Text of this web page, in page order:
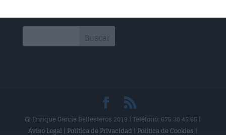
@ Enrique García Ballesteros 2018 | Teléfono: 676 30 45 65 |
Aviso Legal | Política de Privacidad | Política de Cookies |